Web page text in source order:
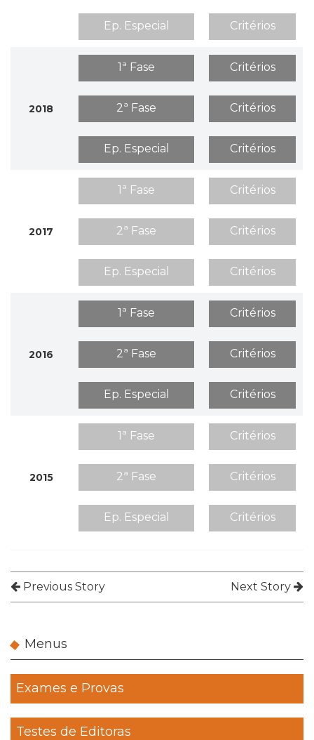
Ep. Especial Critérios
2018
1ª Fase
2ª Fase
Ep. Especial
Critérios
Critérios
Critérios
2017
1ª Fase
2ª Fase
Ep. Especial
Critérios
Critérios
Critérios
2016
1ª Fase
2ª Fase
Ep. Especial
Critérios
Critérios
Critérios
2015
1ª Fase
2ª Fase
Ep. Especial
Critérios
Critérios
Critérios
Previous Story Next Story
Menus
Exames e Provas
Testes de Editoras